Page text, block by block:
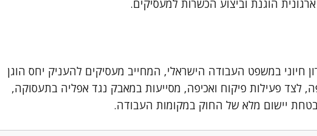
הוגנת וביצוע הכשרות למעסיקים.
חיוני במשפט העבודה הישראלי, המחייב מעסיקים להעניק יחס הוגן
לצד פעילות פיקוח ואכיפה, מסייעות במאבק נגד אפליה בתעסוקה,
יישום מלא של החוק במקומות העבודה.